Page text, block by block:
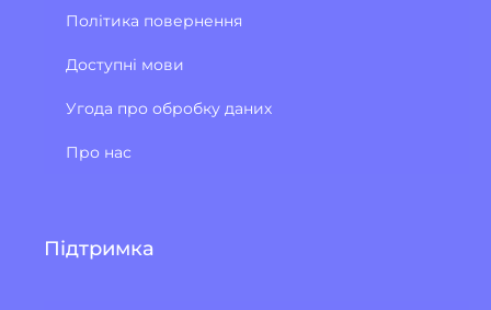
Політика повернення
Доступні мови
Угода про обробку даних
Про нас
Підтримка